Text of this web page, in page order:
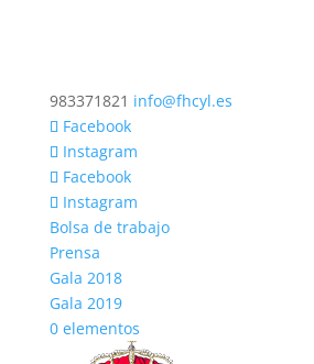
983371821 info@fhcyl.es
Facebook
Instagram
Facebook
Instagram
Bolsa de trabajo
Prensa
Gala 2018
Gala 2019
0 elementos